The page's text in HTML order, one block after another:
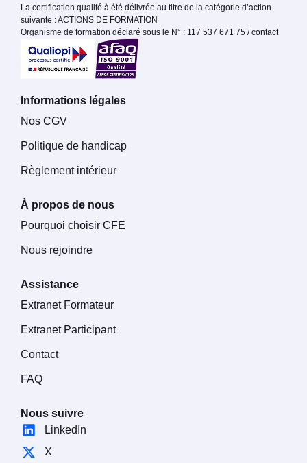
La certification qualité à été délivrée au titre de la catégorie d’action
suivante : ACTIONS DE FORMATION
Organisme de formation déclaré sous le N° : 117 537 671 75 / contact
Informations légales
Nos CGV
Politique de handicap
Règlement intérieur
À propos de nous
Pourquoi choisir CFE
Nous rejoindre
Assistance
Extranet Formateur
Extranet Participant
Contact
FAQ
Nous suivre
LinkedIn
X